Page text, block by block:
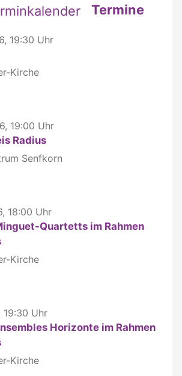
Inhalte Termine
19:30 Uhr
Kirche
19:00 Uhr
Radius
Senfkorn
18:00 Uhr
Quartetts im Rahmen
Kirche
19:30 Uhr
Horizonte im Rahmen
Kirche